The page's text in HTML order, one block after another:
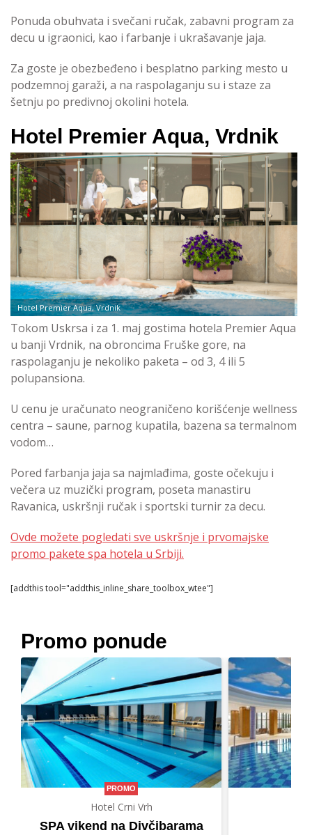
Ponuda obuhvata i svečani ručak, zabavni program za
decu u igraonici, kao i farbanje i ukrašavanje jaja.
Za goste je obezbeđeno i besplatno parking mesto u
podzemnoj garaži, a na raspolaganju su i staze za
šetnju po predivnoj okolini hotela.
Hotel Premier Aqua, Vrdnik
Hotel Premier Aqua, Vrdnik
Tokom Uskrsa i za 1. maj gostima hotela Premier Aqua
u banji Vrdnik, na obroncima Fruške gore, na
raspolaganju je nekoliko paketa – od 3, 4 ili 5
polupansiona.
U cenu je uračunato neograničeno korišćenje wellness
centra – saune, parnog kupatila, bazena sa termalnom
vodom…
Pored farbanja jaja sa najmlađima, goste očekuju i
večera uz muzički program, poseta manastiru
Ravanica, uskršnji ručak i sportski turnir za decu.
Ovde možete pogledati sve uskršnje i prvomajske
promo pakete spa hotela u Srbiji.
[addthis tool="addthis_inline_share_toolbox_wtee"]
Promo ponude
PROMO
Hotel Crni Vrh
SPA vikend na Divčibarama